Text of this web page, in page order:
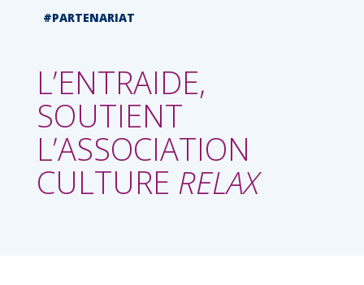
#PARTENARIAT
L’ENTRAIDE,
SOUTIENT
L’ASSOCIATION
CULTURE RELAX